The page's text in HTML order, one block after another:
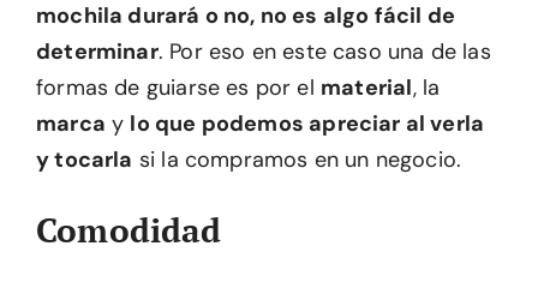
mochila durará o no, no es algo fácil de
determinar. Por eso en este caso una de las
formas de guiarse es por el material, la
marca y lo que podemos apreciar al verla
y tocarla si la compramos en un negocio.
Comodidad